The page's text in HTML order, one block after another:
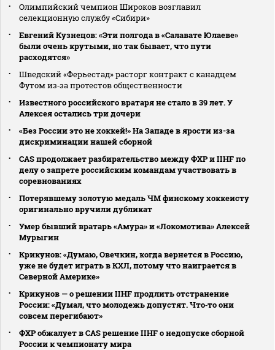
Олимпийский чемпион Широков возглавил
селекционную службу «Сибири»
Евгений Кузнецов: «Эти полгода в «Салавате Юлаеве»
были очень крутыми, но так бывает, что пути
расходятся»
Шведский «Ферьестад» расторг контракт с канадцем
Футом из‑за протестов общественности
Известного российского вратаря не стало в 39 лет. У
Алексея остались три дочери
«Без России это не хоккей!» На Западе в ярости из-за
дискриминации нашей сборной
CAS продолжает разбирательство между ФХР и IIHF по
делу о запрете российским командам участвовать в
соревнованиях
Потерявшему золотую медаль ЧМ финскому хоккеисту
оригинально вручили дубликат
Умер бывший вратарь «Амура» и «Локомотива» Алексей
Мурыгин
Крикунов: «Думаю, Овечкин, когда вернется в Россию,
уже не будет играть в КХЛ, потому что наиграется в
Северной Америке»
Крикунов — о решении IIHF продлить отстранение
России: «Думал, что молодежь допустят. Что‑то они
совсем перегибают»
ФХР обжалует в CAS решение IIHF о недопуске сборной
России к чемпионату мира